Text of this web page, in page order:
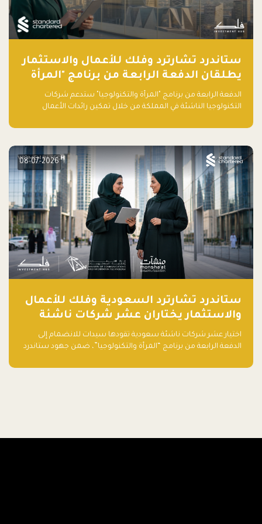
ستاندرد تشارترد وفلك للأعمال والاستثمار
يطلقان الدفعة الرابعة من برنامج "المرأة
والتكنولوجيا" لعام 2026 في المملكة
العربية السعودية
الدفعة الرابعة من برنامج "المرأة والتكنولوجيا" ستدعم شركات
التكنولوجيا الناشئة في المملكة من خلال تمكين رائدات الأعمال
08-07-2026
ستاندرد تشارترد السعودية وفلك للأعمال
والاستثمار يختاران عشر شركات ناشئة
تقودها سيدات للدفعة الرابعة من برنامج
"المرأة والتكنولوجيا"
اختيار عشر شركات ناشئة سعودية تقودها سيدات للانضمام إلى
الدفعة الرابعة من برنامج “المرأة والتكنولوجيا”، ضمن جهود ستاندرد
وتعزيز منظومة الشركات الناشئة في المملكة.